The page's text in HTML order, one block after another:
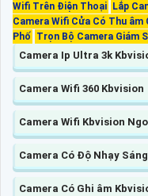
Wifi Trên Điện Thoại
Lắp
Camera Wifi Cửa Có Thu âm
Phố
Trọn Bộ Camera Giám
Camera Ip Ultra 3k
Camera Wifi 360 Kbvision
Camera Wifi Kbvision
Camera Có Độ Nhạy
Camera Có Ghi âm